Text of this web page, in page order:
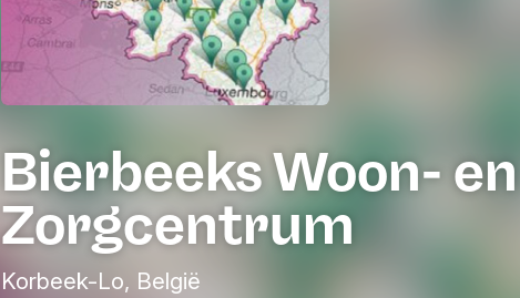
Bierbeeks Woon- en
Zorgcentrum
Korbeek-Lo, België